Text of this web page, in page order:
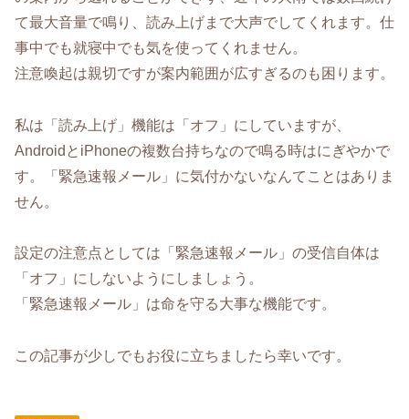
て最大音量で鳴り、読み上げまで大声でしてくれます。仕
事中でも就寝中でも気を使ってくれません。
注意喚起は親切ですが案内範囲が広すぎるのも困ります。
私は「読み上げ」機能は「オフ」にしていますが、
AndroidとiPhoneの複数台持ちなので鳴る時はにぎやかで
す。「緊急速報メール」に気付かないなんてことはありま
せん。
設定の注意点としては「緊急速報メール」の受信自体は
「オフ」にしないようにしましょう。
「緊急速報メール」は命を守る大事な機能です。
この記事が少しでもお役に立ちましたら幸いです。